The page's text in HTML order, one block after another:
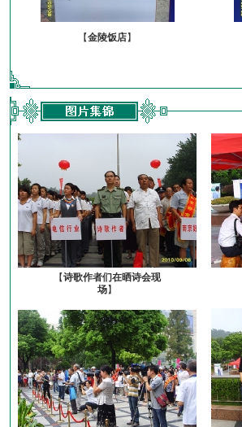
【金陵饭店】
【诗歌作者们在晒诗会现
场】